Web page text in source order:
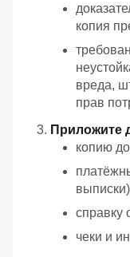
копия
вреда,
прав
Приложите
копию
справку
чеки и